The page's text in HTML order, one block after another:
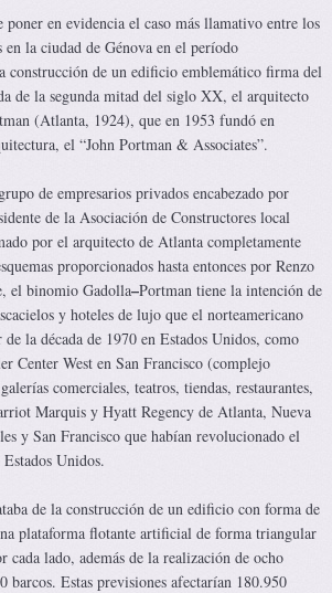
poner en evidencia el caso más llamativo entre los
en la ciudad de Génova en el período
construcción de un edificio emblemático firma del
de la segunda mitad del siglo XX, el arquitecto
(Atlanta, 1924), que en 1953 fundó en
el “John Portman & Associates”.
de empresarios privados encabezado por
de la Asociación de Constructores local
por el arquitecto de Atlanta completamente
proporcionados hasta entonces por Renzo
el binomio Gadolla–Portman tiene la intención de
y hoteles de lujo que el norteamericano
la década de 1970 en Estados Unidos, como
Center West en San Francisco (complejo
comerciales, teatros, tiendas, restaurantes,
Marquis y Hyatt Regency de Atlanta, Nueva
y San Francisco que habían revolucionado el
Unidos.
de la construcción de un edificio con forma de
plataforma flotante artificial de forma triangular
cada lado, además de la realización de ocho
barcos. Estas previsiones afectarían 180.950